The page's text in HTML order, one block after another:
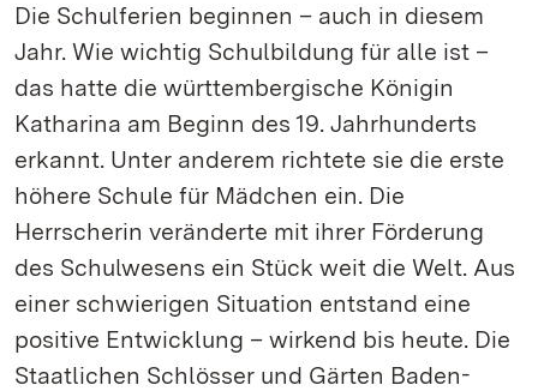
Die Schulferien beginnen – auch in diesem
Jahr. Wie wichtig Schulbildung für alle ist –
das hatte die württembergische Königin
Katharina am Beginn des 19. Jahrhunderts
erkannt. Unter anderem richtete sie die erste
höhere Schule für Mädchen ein. Die
Herrscherin veränderte mit ihrer Förderung
des Schulwesens ein Stück weit die Welt. Aus
einer schwierigen Situation entstand eine
positive Entwicklung – wirkend bis heute. Die
Staatlichen Schlösser und Gärten Baden-